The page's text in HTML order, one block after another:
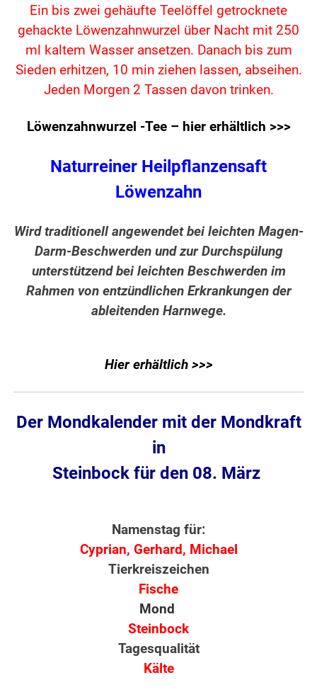
Ein bis zwei gehäufte Teelöffel getrocknete
gehackte Löwenzahnwurzel über Nacht mit 250
ml kaltem Wasser ansetzen. Danach bis zum
Sieden erhitzen, 10 min ziehen lassen, abseihen.
Jeden Morgen 2 Tassen davon trinken.
Löwenzahnwurzel -Tee – hier erhältlich >>>
Naturreiner Heilpflanzensaft
Löwenzahn
Wird traditionell angewendet bei leichten Magen-
Darm-Beschwerden und zur Durchspülung
unterstützend bei leichten Beschwerden im
Rahmen von entzündlichen Erkrankungen der
ableitenden Harnwege.
Hier erhältlich >>>
Der Mondkalender mit der Mondkraft
in
Steinbock für den 08. März
Namenstag für:
Cyprian, Gerhard, Michael
Tierkreiszeichen
Fische
Mond
Steinbock
Tagesqualität
Kälte